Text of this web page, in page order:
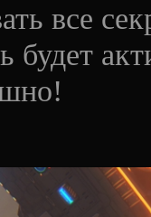
все
будет